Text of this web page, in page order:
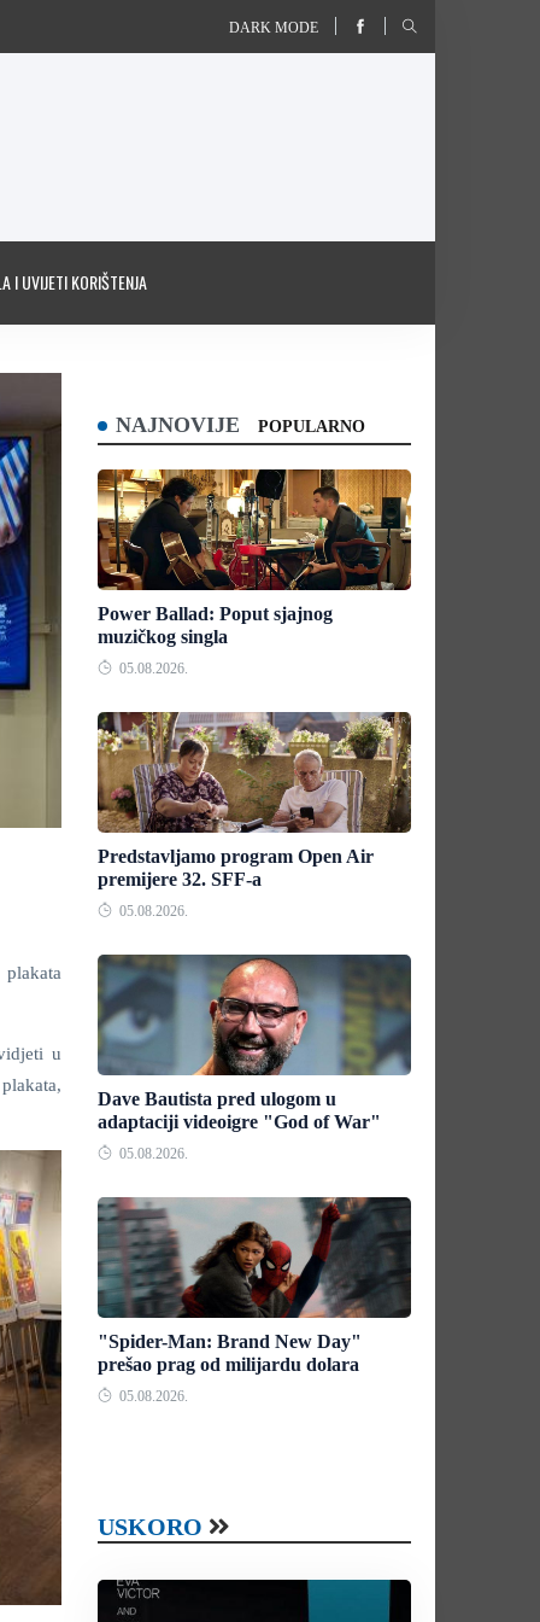
DARK MODE
I UVIJETI KORIŠTENJA
u
NAJNOVIJE POPULARNO
Power Ballad: Poput sjajnog
muzičkog singla
05.08.2026.
Predstavljamo program Open Air
premijere 32. SFF-a
05.08.2026.
Dave Bautista pred ulogom u
adaptaciji videoigre "God of War"
05.08.2026.
"Spider-Man: Brand New Day"
prešao prag od milijardu dolara
05.08.2026.
USKORO